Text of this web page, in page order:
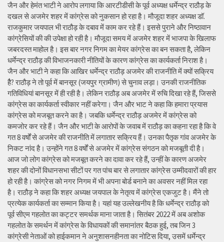
जैन और हेमंत भाटी ने आरोप लगाया कि आरटीडीसी के पूर्व अध्यक्ष धर्मेन्द्र राठौड़ के
दखल से अजमेर शहर में कांग्रेस को नुकसान हो रहा है। मौजूदा शहर अध्यक्ष डॉ.
राजकुमार जयपाल भी राठौड़ के दबाव में काम कर रहे हैं। इससे पुराने और निष्ठावान
कांग्रेसियों की की उपेक्षा हो रही है। मौजूदा समय में अजमेर शहर में भाजपा के खिलाफ
जबरदस्त माहोल है। इस बार नगर निगम का मेयर कांग्रेस का बन सकता है, लेकिन
धर्मेन्द्र राठौड़ की विभाजनकारी नीतियों के कारण कांग्रेस का कार्यकर्ता निराश है।
जैन और भाटी ने कहा कि आखिर धर्मेन्द्र राठौड़ अजमेर की राजनीति में क्यों सक्रिय
हैै? राठौड़ ने तो पूर्व में बानसूर (जयपुर ग्रामीण) से चुनाव लड़ा। उनकी राजनीतिक
गतिविधियां बानसूर में ही रही है। लेकिन राठौड़ अब अजमेर में रुचि दिखा रहे हैं, जिससे
कांग्रेस का कार्यकर्ता स्वीकार नहीं करेगा। जैन और भाट ने कहा कि हमारा प्रयास
कांग्रेस को मजबूत करने का है। जबकि धर्मेन्द्र राठौड़ अजमेर में कांग्रेस को
कमजोर कर रहे हैं। जैन और भाटी के आरोपों के जवाब में राठौड़ का कहना रहा है कि वे
गत 8 वर्षों से अजमेर की राजनीति में लगातार सक्रिय हैं। उनका पैतृक गांव अजमेर के
निकट नांद है। उन्होंने गत 8 वर्षों से अजमेर में कांग्रेस संगठन को मजबूती दी है।
आज जो लोग कांग्रेस को मजबूत करने का दावा कर रहे हैं, उन्हीं के कारण अजमेर
शहर की दोनों विधानसभा सीटों पर गत पांच बार से लगातार कांग्रेस उम्मीदवारों की हार
हो रही है। कांग्रेस को नगर निगम में भी अपना बोर्ड बनाने का अवसर नहीं मिल रहा
है। राठौड़ ने कहा कि शहर अध्यक्ष जयपाल के नेतृत्व में कांग्रेस एकजुट है। मैंने तो
प्रत्येक कार्यकर्ता का सम्मान किया है। यहां यह उल्लेखनीय है कि धर्मेन्द्र राठौड़ को
पूर्व सीएम गहलोत का कट्टर समर्थक माना जाता है। सितंबर 2022 में अब अशोक
गहलोत के समर्थन में कांग्रेस के विधायकों की समानांतर बैठक हुई, तब जिन 3
कांग्रेसी नेताओं को हाईकमान ने अनुशासनहीनता का नोटिस दिया, उसमें धर्मेन्द्र